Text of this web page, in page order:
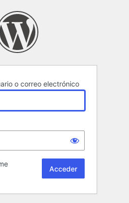
o correo electrónico